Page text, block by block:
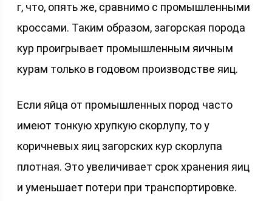
г, что, опять же, сравнимо с промышленными
кроссами. Таким образом, загорская порода
кур проигрывает промышленным яичным
курам только в годовом производстве яиц.
Если яйца от промышленных пород часто
имеют тонкую хрупкую скорлупу, то у
коричневых яиц загорских кур скорлупа
плотная. Это увеличивает срок хранения яиц
и уменьшает потери при транспортировке.